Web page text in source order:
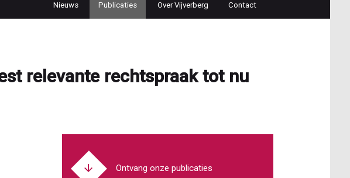
Top
navigation
Nieuws Publicaties Over Vijverberg Contact
relevante rechtspraak tot nu
Ontvang onze publicaties